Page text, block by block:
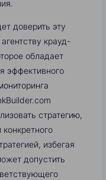
доверить эту
крауд-
обладает
эффективного
стратегию,
избегая
допустить